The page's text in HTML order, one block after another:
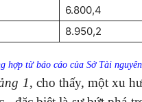
6.800,4
8.950,2
hợp từ báo cáo của Sở Tài
1, cho thấy, một xu